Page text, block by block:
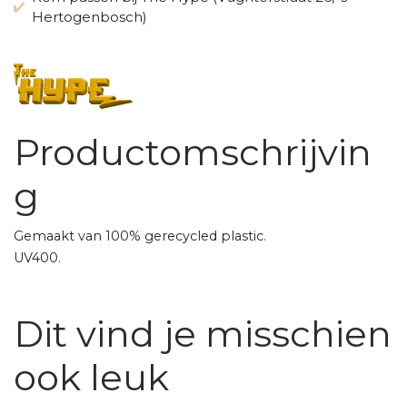
Hertogenbosch)
Productomschrijvin
g
Gemaakt van 100% gerecycled plastic.
UV400.
Dit vind je misschien
ook leuk